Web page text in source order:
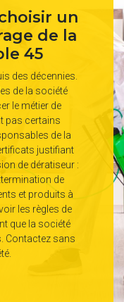
un
de la
45
des décennies.
de la société
le métier de
pas certains
de la
justifiant
de dératiseur :
de
et produits à
les règles de
que la société
Contactez sans